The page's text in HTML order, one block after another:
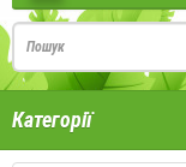
Категорії